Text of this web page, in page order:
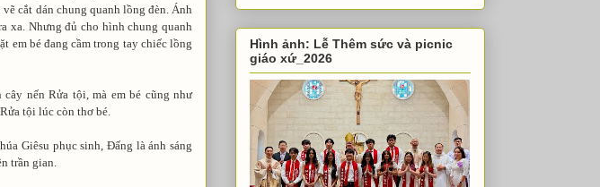
cắt dán chung quanh lồng đèn. Ánh
xa. Nhưng đủ cho hình chung quanh
em bé đang cầm trong tay chiếc lồng
nến Rửa tội, mà em bé cũng như
tội lúc còn thơ bé.
Giêsu phục sinh, Đấng là ánh sáng
trần gian.
Hình ảnh: Lễ Thêm sức và picnic
giáo xứ_2026